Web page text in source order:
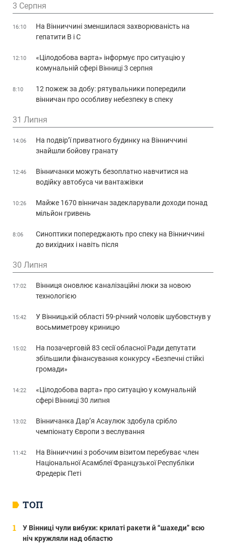
ТОП
У Вінниці чули вибухи: крилаті ракети й “шахеди” всю
ніч кружляли над областю
3 Серпня
16:10
На Вінниччині зменшилася захворюваність на
гепатити В і С
12:10
«Цілодобова варта» інформує про ситуацію у
комунальній сфері Вінниці 3 серпня
8:10
12 пожеж за добу: рятувальники попередили
вінничан про особливу небезпеку в спеку
31 Липня
14:06
На подвір’ї приватного будинку на Вінниччині
знайшли бойову гранату
12:46
Вінничанки можуть безоплатно навчитися на
водійку автобуса чи вантажівки
10:26
Майже 1670 вінничан задекларували доходи понад
мільйон гривень
8:06
Синоптики попереджають про спеку на Вінниччині
до вихідних і навіть після
30 Липня
17:02
Вінниця оновлює каналізаційні люки за новою
технологією
15:42
У Вінницькій області 59-річний чоловік шубовстнув у
восьмиметрову криницю
15:02
На позачерговій 83 сесії обласної Ради депутати
збільшили фінансування конкурсу «Безпечні стійкі
громади»
14:22
«Цілодобова варта» про ситуацію у комунальній
сфері Вінниці 30 липня
13:02
Вінничанка Дар’я Асаулюк здобула срібло
чемпіонату Європи з веслування
11:42
На Вінниччині з робочим візитом перебуває член
Національної Асамблеї Французької Республіки
Фредерік Петі